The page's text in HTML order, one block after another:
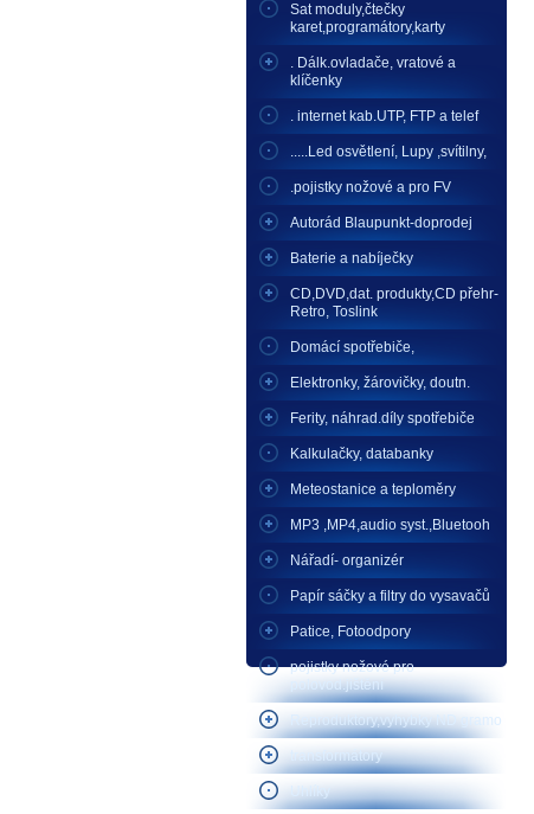
Sat moduly,čtečky
karet,programátory,karty
. Dálk.ovladače, vratové a
klíčenky
. internet kab.UTP, FTP a telef
.....Led osvětlení, Lupy ,svítilny,
.pojistky nožové a pro FV
Autorád Blaupunkt-doprodej
Baterie a nabíječky
CD,DVD,dat. produkty,CD přehr-
Retro, Toslink
Domácí spotřebiče,
Elektronky, žárovičky, doutn.
Ferity, náhrad.díly spotřebiče
Kalkulačky, databanky
Meteostanice a teploměry
MP3 ,MP4,audio syst.,Bluetooh
Nářadí- organizér
Papír sáčky a filtry do vysavačů
Patice, Fotoodpory
pojistky nožové pro
polovod.jištění
Reproduktory,vyhybky ND gramo
transformátory
Uhlíky